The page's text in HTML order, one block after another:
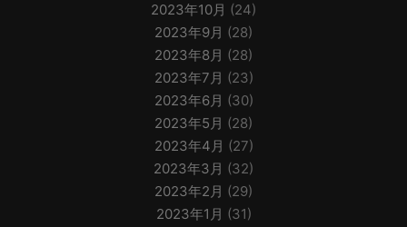
2023年10月 (24)
2023年9月 (28)
2023年8月 (28)
2023年7月 (23)
2023年6月 (30)
2023年5月 (28)
2023年4月 (27)
2023年3月 (32)
2023年2月 (29)
2023年1月 (31)